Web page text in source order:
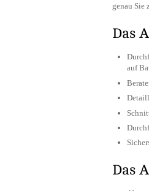
genau Sie
Das
auf
Das